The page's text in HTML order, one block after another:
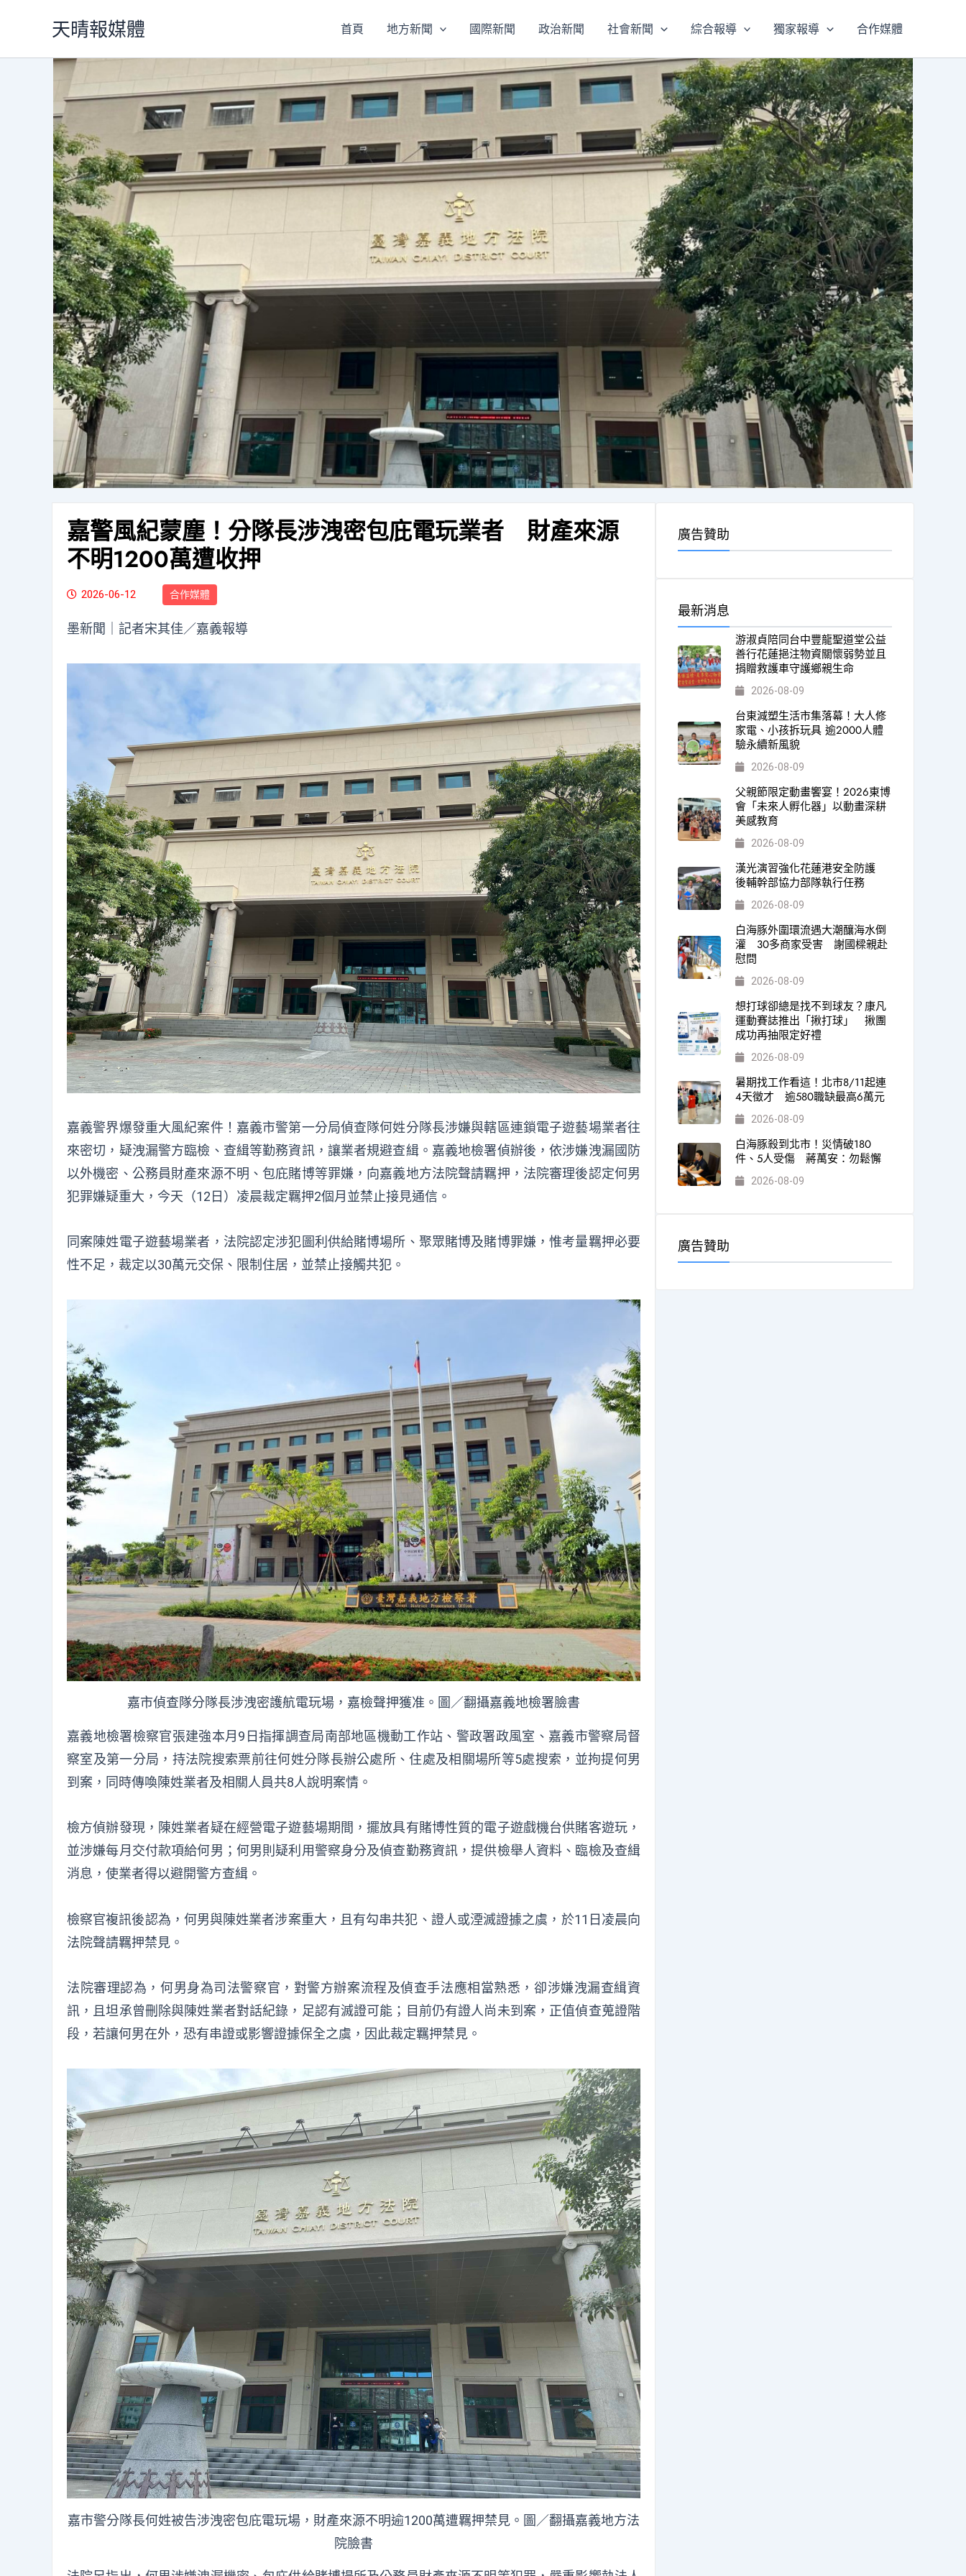
天晴報媒體 首頁 地方新聞 國際新聞 政治新聞 社會新聞 綜合報導 獨家報導 合作媒體
嘉警風紀蒙塵！分隊長涉洩密包庇電玩業者 財產來源
不明1200萬遭收押
2026-06-12 合作媒體
墨新聞 ｜記者宋其佳／嘉義報導
嘉義警界爆發重大風紀案件！嘉義市警第一分局偵查隊何姓分隊長涉嫌與轄區連鎖電子遊藝場業者往
來密切，疑洩漏警方臨檢、查緝等勤務資訊，讓業者規避查緝。嘉義地檢署偵辦後，依涉嫌洩漏國防
以外機密、公務員財產來源不明、包庇賭博等罪嫌，向嘉義地方法院聲請羈押，法院審理後認定何男
犯罪嫌疑重大，今天（12日）凌晨裁定羈押2個月並禁止接見通信。
同案陳姓電子遊藝場業者，法院認定涉犯圖利供給賭博場所、聚眾賭博及賭博罪嫌，惟考量羈押必要
性不足，裁定以30萬元交保、限制住居，並禁止接觸共犯。
嘉市偵查隊分隊長涉洩密護航電玩場，嘉檢聲押獲准。圖／翻攝嘉義地檢署臉書
嘉義地檢署檢察官張建強本月9日指揮調查局南部地區機動工作站、警政署政風室、嘉義市警察局督
察室及第一分局，持法院搜索票前往何姓分隊長辦公處所、住處及相關場所等5處搜索，並拘提何男
到案，同時傳喚陳姓業者及相關人員共8人說明案情。
檢方偵辦發現，陳姓業者疑在經營電子遊藝場期間，擺放具有賭博性質的電子遊戲機台供賭客遊玩，
並涉嫌每月交付款項給何男；何男則疑利用警察身分及偵查勤務資訊，提供檢舉人資料、臨檢及查緝
消息，使業者得以避開警方查緝。
檢察官複訊後認為，何男與陳姓業者涉案重大，且有勾串共犯、證人或湮滅證據之虞，於11日凌晨向
法院聲請羈押禁見。
法院審理認為，何男身為司法警察官，對警方辦案流程及偵查手法應相當熟悉，卻涉嫌洩漏查緝資
訊，且坦承曾刪除與陳姓業者對話紀錄，足認有滅證可能；目前仍有證人尚未到案，正值偵查蒐證階
段，若讓何男在外，恐有串證或影響證據保全之虞，因此裁定羈押禁見。
嘉市警分隊長何姓被告涉洩密包庇電玩場，財產來源不明逾1200萬遭羈押禁見。圖／翻攝嘉義地方法
院臉書
廣告贊助
最新消息
游淑貞陪同台中豐龍聖道堂公益
善行花蓮挹注物資關懷弱勢並且
捐贈救護車守護鄉親生命
2026-08-09
台東減塑生活市集落幕！大人修
家電、小孩拆玩具 逾2000人體
驗永續新風貌
2026-08-09
父親節限定動畫饗宴！2026東博
會「未來人孵化器」以動畫深耕
美感教育
2026-08-09
漢光演習強化花蓮港安全防護
後輔幹部協力部隊執行任務
2026-08-09
白海豚外圍環流遇大潮釀海水倒
灌 30多商家受害 謝國樑親赴
慰問
2026-08-09
想打球卻總是找不到球友？康凡
運動賽誌推出「揪打球」 揪團
成功再抽限定好禮
2026-08-09
暑期找工作看這！北市8/11起連
4天徵才 逾580職缺最高6萬元
2026-08-09
白海豚殺到北市！災情破180
件、5人受傷 蔣萬安：勿鬆懈
2026-08-09
廣告贊助